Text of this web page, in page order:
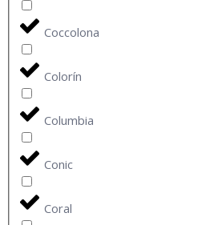
Coccolona
Colorín
Columbia
Conic
Coral